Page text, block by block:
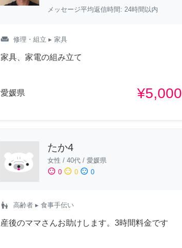
メッセージ平均返信時間: 24時間以内
weekend 修理・組立 ▸ 家具
家具、家電の組み立て
愛媛県 ¥5,000
たか4
女性 / 40代 / 愛媛県
sentiment_satisfied 0 sentiment_neutral 0 sentiment_dissatisfied 0
escalator_warning 高齢者 ▸ 食事手伝い
産後のママさんお助けします。3時間料金です